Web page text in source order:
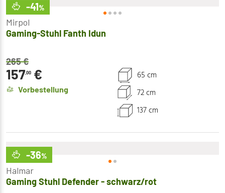
-41%
Mirpol
Gaming-Stuhl Fanth Idun
265€
157,00 €
Vorbestellung
65 cm
72 cm
137 cm
-36%
Halmar
Gaming Stuhl Defender - schwarz/rot